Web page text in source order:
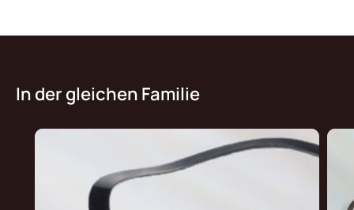
In der gleichen Familie